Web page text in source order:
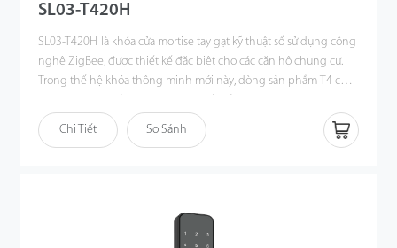
SL03-T420H
SL03-T420H là khóa cửa mortise tay gạt kỹ thuật số sử dụng công
nghệ ZigBee, được thiết kế đặc biệt cho các căn hộ chung cư.
Trong thế hệ khóa thông minh mới này, dòng sản phẩm T4 của
gia đình, kết hợp giữa vỏ hợp kim nhôm và tấm kính cường lực
2.5D.
cửa từ bên trong hoặc bên ngoài. Ngoài ra, khóa còn được tích
hợp cảm biến phát hiện xâm nhập, giúp kích hoạt báo động
Chi Tiết So Sánh